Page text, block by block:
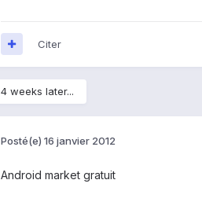
Citer
4 weeks later...
Posté(e) 16 janvier 2012
Android market gratuit